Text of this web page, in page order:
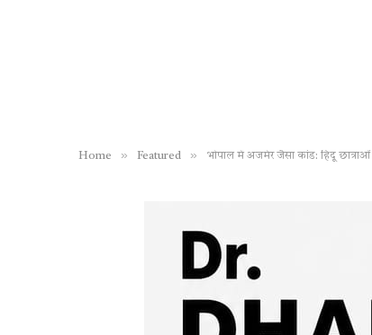
Home » Featured » भोपाल में अजमेर जैसा कांड: हिंदू